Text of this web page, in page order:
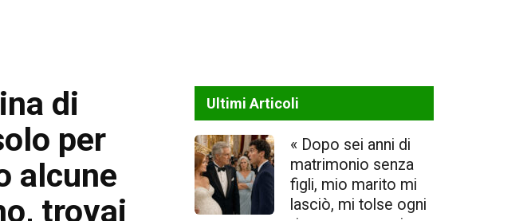
di
per
alcune
trovai
Ultimi Articoli
« Dopo sei anni di
matrimonio senza
figli, mio marito mi
lasciò, mi tolse ogni